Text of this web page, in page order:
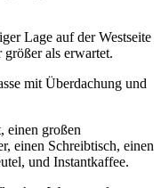
Lage auf der Westseite
als erwartet.
mit Überdachung und
einen großen
einen Schreibtisch, einen
und Instantkaffee.